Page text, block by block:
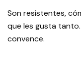
Son resistentes,
que les gusta
convence.